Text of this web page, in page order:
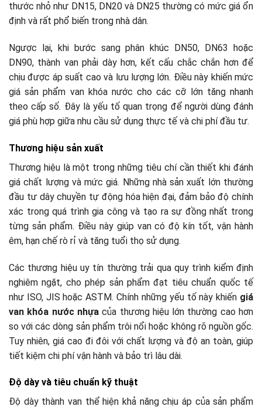
thước nhỏ như DN15, DN20 và DN25 thường có mức giá ổn
định và rất phổ biến trong nhà dân.
Ngược lại, khi bước sang phân khúc DN50, DN63 hoặc
DN90, thành van phải dày hơn, kết cấu chắc chắn hơn để
chịu được áp suất cao và lưu lượng lớn. Điều này khiến mức
giá sản phẩm van khóa nước cho các cỡ lớn tăng nhanh
theo cấp số. Đây là yếu tố quan trọng để người dùng đánh
giá phù hợp giữa nhu cầu sử dụng thực tế và chi phí đầu tư.
Thương hiệu sản xuất
Thương hiệu là một trong những tiêu chí cần thiết khi đánh
giá chất lượng và mức giá. Những nhà sản xuất lớn thường
đầu tư dây chuyền tự động hóa hiện đại, đảm bảo độ chính
xác trong quá trình gia công và tạo ra sự đồng nhất trong
từng sản phẩm. Điều này giúp van có độ kín tốt, vận hành
êm, hạn chế rò rỉ và tăng tuổi thọ sử dụng.
Các thương hiệu uy tín thường trải qua quy trình kiểm định
nghiêm ngặt, cho phép sản phẩm đạt tiêu chuẩn quốc tế
như ISO, JIS hoặc ASTM. Chính những yếu tố này khiến giá
van khóa nước nhựacủa thương hiệu lớn thường cao hơn
so với các dòng sản phẩm trôi nổi hoặc không rõ nguồn gốc.
Tuy nhiên, giá cao đi đôi với chất lượng và độ an toàn, giúp
tiết kiệm chi phí vận hành và bảo trì lâu dài.
Độ dày và tiêu chuẩn kỹ thuật
Độ dày thành van thể hiện khả năng chịu áp của sản phẩm